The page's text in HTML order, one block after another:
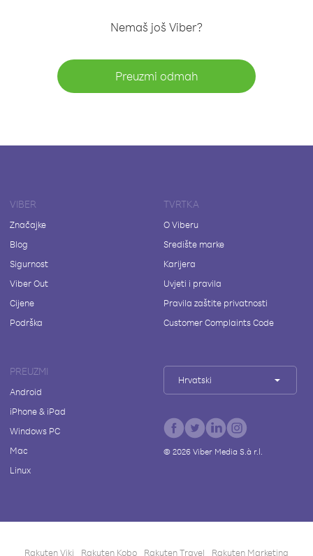
Nemaš još Viber?
Preuzmi odmah
VIBER
Značajke
Blog
Sigurnost
Viber Out
Cijene
Podrška
TVRTKA
O Viberu
Središte marke
Karijera
Uvjeti i pravila
Pravila zaštite privatnosti
Customer Complaints Code
PREUZMI
Android
iPhone & iPad
Windows PC
Mac
Linux
Hrvatski
© 2026Viber Media S.à r.l.
Rakuten Viki Rakuten Kobo Rakuten Travel Rakuten Marketing